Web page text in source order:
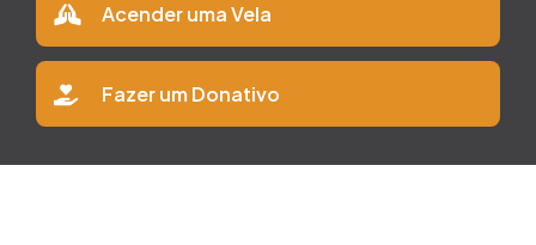
Acender uma Vela
Fazer um Donativo